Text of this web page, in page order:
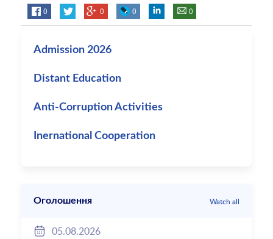
0 0 0 0
Admission 2026
Distant Education
Anti-Corruption Activities
Inernational Cooperation
Оголошення Watch all
05.08.2026